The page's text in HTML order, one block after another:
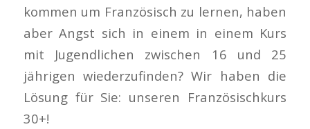
kommen um Französisch zu lernen, haben
aber Angst sich in einem in einem Kurs
mit Jugendlichen zwischen 16 und 25
jährigen wiederzufinden? Wir haben die
Lösung für Sie: unseren Französischkurs
30+!